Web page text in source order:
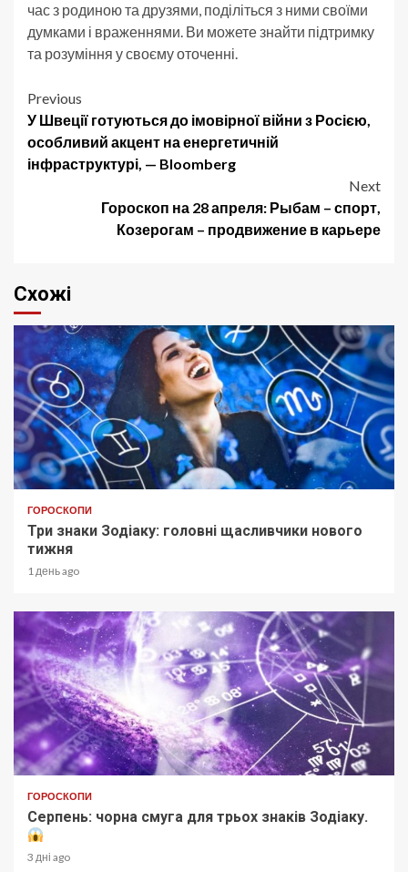
час з родиною та друзями, поділіться з ними своїми
думками і враженнями. Ви можете знайти підтримку
та розуміння у своєму оточенні.
Post
navigation
Previous
У Швеції готуються до імовірної війни з Росією,
особливий акцент на енергетичній
інфраструктурі, — Bloomberg
Next
Гороскоп на 28 апреля: Рыбам – спорт,
Козерогам – продвижение в карьере
Схожі
ГОРОСКОПИ
Три знаки Зодіаку: головні щасливчики нового
тижня
1 день ago
ГОРОСКОПИ
Серпень: чорна смуга для трьох знаків Зодіаку.
3 дні ago